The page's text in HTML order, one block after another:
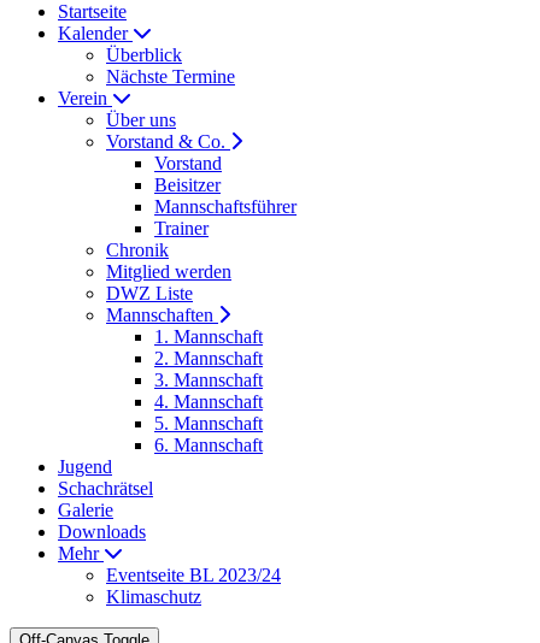
Startseite
Kalender
Überblick
Nächste Termine
Verein
Über uns
Vorstand & Co.
Vorstand
Beisitzer
Mannschaftsführer
Trainer
Chronik
Mitglied werden
DWZ Liste
Mannschaften
1. Mannschaft
2. Mannschaft
3. Mannschaft
4. Mannschaft
5. Mannschaft
6. Mannschaft
Jugend
Schachrätsel
Galerie
Downloads
Mehr
Eventseite BL 2023/24
Klimaschutz